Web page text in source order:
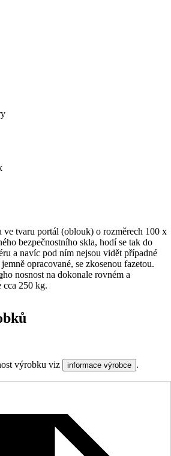
ve tvaru portál (oblouk) o rozměrech 100 x
bezpečnostního skla, hodí se tak do
a navíc pod ním nejsou vidět případné
opracované, se zkosenou fazetou.
nosnost na dokonale rovném a
cca 250 kg.
výrobku viz informace výrobce .